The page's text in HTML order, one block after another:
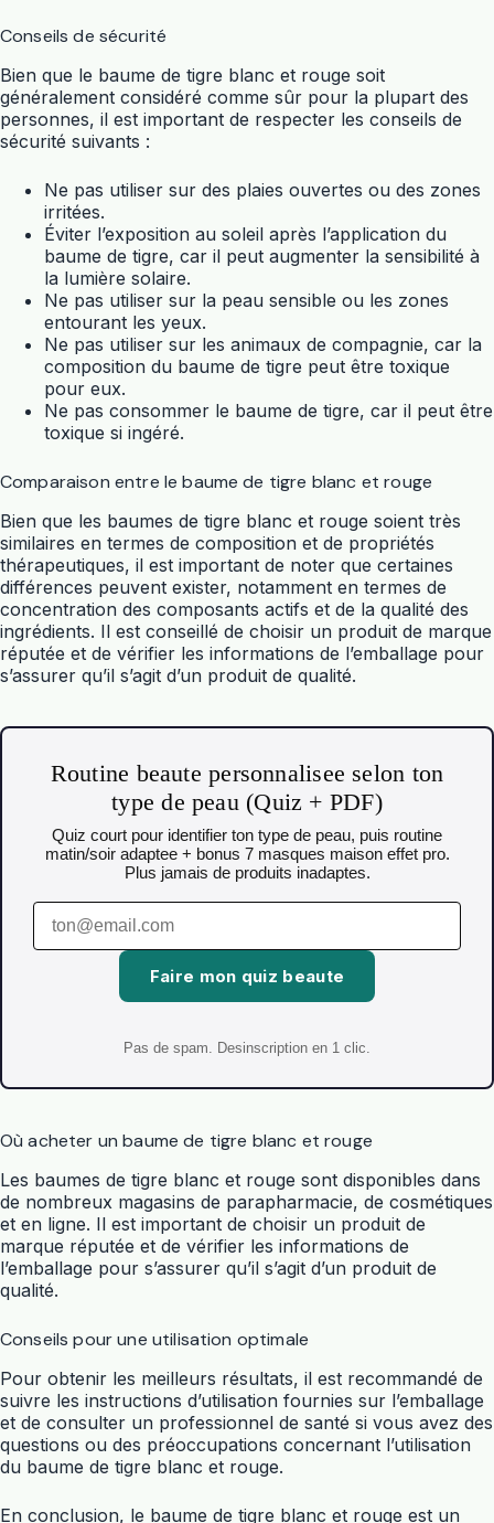
Conseils de sécurité
Bien que le baume de tigre blanc et rouge soit
généralement considéré comme sûr pour la plupart des
personnes, il est important de respecter les conseils de
sécurité suivants :
Ne pas utiliser sur des plaies ouvertes ou des zones
irritées.
Éviter l’exposition au soleil après l’application du
baume de tigre, car il peut augmenter la sensibilité à
la lumière solaire.
Ne pas utiliser sur la peau sensible ou les zones
entourant les yeux.
Ne pas utiliser sur les animaux de compagnie, car la
composition du baume de tigre peut être toxique
pour eux.
Ne pas consommer le baume de tigre, car il peut être
toxique si ingéré.
Comparaison entre le baume de tigre blanc et rouge
Bien que les baumes de tigre blanc et rouge soient très
similaires en termes de composition et de propriétés
thérapeutiques, il est important de noter que certaines
différences peuvent exister, notamment en termes de
concentration des composants actifs et de la qualité des
ingrédients. Il est conseillé de choisir un produit de marque
réputée et de vérifier les informations de l’emballage pour
s’assurer qu’il s’agit d’un produit de qualité.
Routine beaute personnalisee selon ton
type de peau (Quiz + PDF)
Quiz court pour identifier ton type de peau, puis routine
matin/soir adaptee + bonus 7 masques maison effet pro.
Plus jamais de produits inadaptes.
Faire mon quiz beaute
Pas de spam. Desinscription en 1 clic.
Où acheter un baume de tigre blanc et rouge
Les baumes de tigre blanc et rouge sont disponibles dans
de nombreux magasins de parapharmacie, de cosmétiques
et en ligne. Il est important de choisir un produit de
marque réputée et de vérifier les informations de
l’emballage pour s’assurer qu’il s’agit d’un produit de
qualité.
Conseils pour une utilisation optimale
Pour obtenir les meilleurs résultats, il est recommandé de
suivre les instructions d’utilisation fournies sur l’emballage
et de consulter un professionnel de santé si vous avez des
questions ou des préoccupations concernant l’utilisation
du baume de tigre blanc et rouge.
En conclusion, le baume de tigre blanc et rouge est un